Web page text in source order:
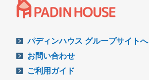
パディンハウス グループサイトへ
お問い合わせ
ご利用ガイド